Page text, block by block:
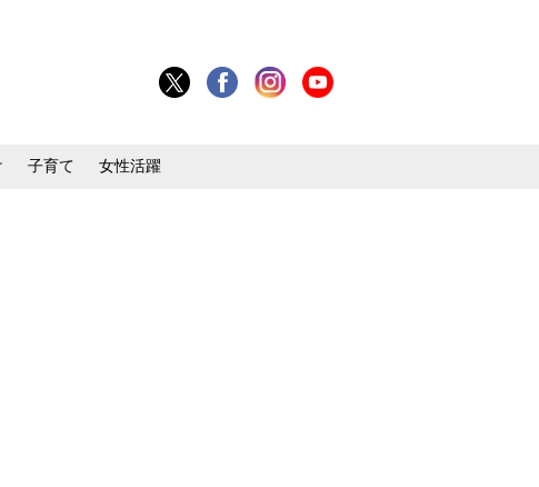
子育て 女性活躍